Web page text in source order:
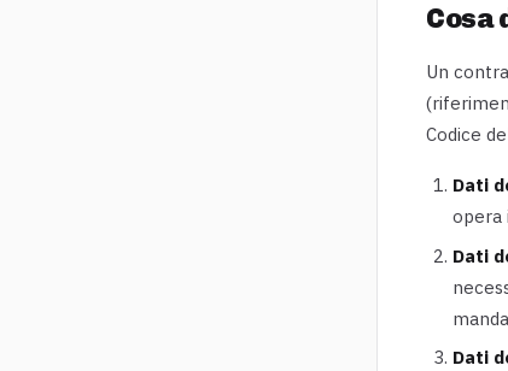
Cosa
Un
Codice
Dati
opera
Dati
Dati